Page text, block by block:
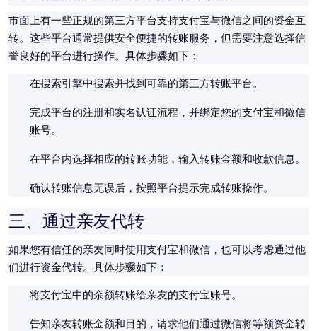
市面上有一些正规的第三方平台支持支付宝与微信之间的资金互
转。这些平台通常提供安全便捷的转账服务，但需要注意选择信
誉良好的平台进行操作。具体步骤如下：
在搜索引擎中搜索并找到可靠的第三方转账平台。
完成平台的注册和实名认证流程，并绑定您的支付宝和微信
账号。
在平台内选择相应的转账功能，输入转账金额和收款信息。
确认转账信息无误后，按照平台提示完成转账操作。
三、通过亲友代转
如果您有信任的亲友同时使用支付宝和微信，也可以考虑通过他
们进行资金代转。具体步骤如下：
将支付宝中的余额转账给亲友的支付宝账号。
告知亲友转账金额和目的，请求他们通过微信将等额资金转